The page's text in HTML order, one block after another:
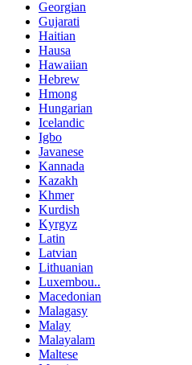
Georgian
Gujarati
Haitian
Hausa
Hawaiian
Hebrew
Hmong
Hungarian
Icelandic
Igbo
Javanese
Kannada
Kazakh
Khmer
Kurdish
Kyrgyz
Latin
Latvian
Lithuanian
Luxembou..
Macedonian
Malagasy
Malay
Malayalam
Maltese